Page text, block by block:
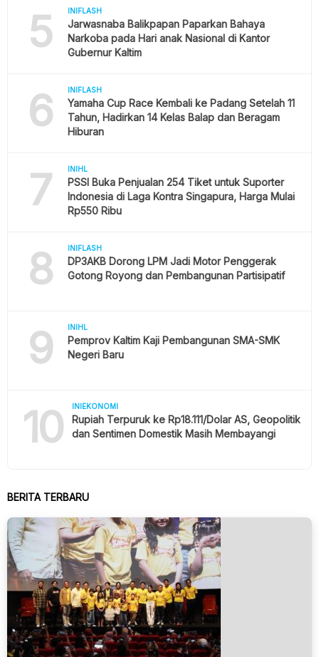
5 INIFLASH
Jarwasnaba Balikpapan Paparkan Bahaya
Narkoba pada Hari anak Nasional di Kantor
Gubernur Kaltim
6 INIFLASH
Yamaha Cup Race Kembali ke Padang Setelah 11
Tahun, Hadirkan 14 Kelas Balap dan Beragam
Hiburan
7 INIHL
PSSI Buka Penjualan 254 Tiket untuk Suporter
Indonesia di Laga Kontra Singapura, Harga Mulai
Rp550 Ribu
8 INIFLASH
DP3AKB Dorong LPM Jadi Motor Penggerak
Gotong Royong dan Pembangunan Partisipatif
9 INIHL
Pemprov Kaltim Kaji Pembangunan SMA-SMK
Negeri Baru
10 INIEKONOMI
Rupiah Terpuruk ke Rp18.111/Dolar AS, Geopolitik
dan Sentimen Domestik Masih Membayangi
BERITA TERBARU